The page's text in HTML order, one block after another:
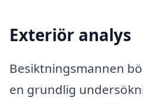
Exteriör analys
Besiktningsmannen
en grundlig